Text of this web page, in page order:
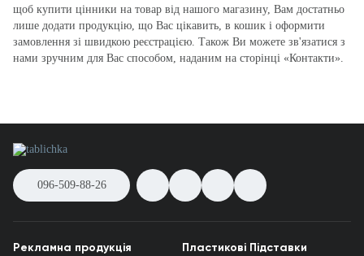
щоб купити цінники на товар від нашого магазину, Вам достатньо
лише додати продукцію, що Вас цікавить, в кошик і оформити
замовлення зі швидкою реєстрацією. Також Ви можете зв'язатися з
нами зручним для Вас способом, наданим на сторінці «Контакти».
096-509-88-26
Рекламна продукція Пластикові Підставки